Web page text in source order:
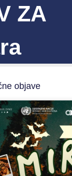
ZA
objave